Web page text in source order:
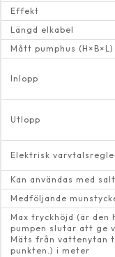
Effekt
Längd elkabel
Mått pumphus (H×B×L)
Inlopp
Utlopp
Elektrisk
Kan användas med
Medföljande
Max tryckhöjd (är den
pumpen slutar att ge
Mäts från vattenytan
punkten.) i meter